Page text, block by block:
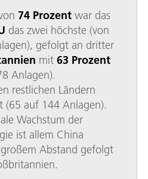
74 Prozent war das
das zwei höchste (von
gefolgt an dritter
mit 63 Prozent
Anlagen).
restlichen Ländern
(65 auf 144 Anlagen).
Wachstum der
ist allem China
Abstand gefolgt